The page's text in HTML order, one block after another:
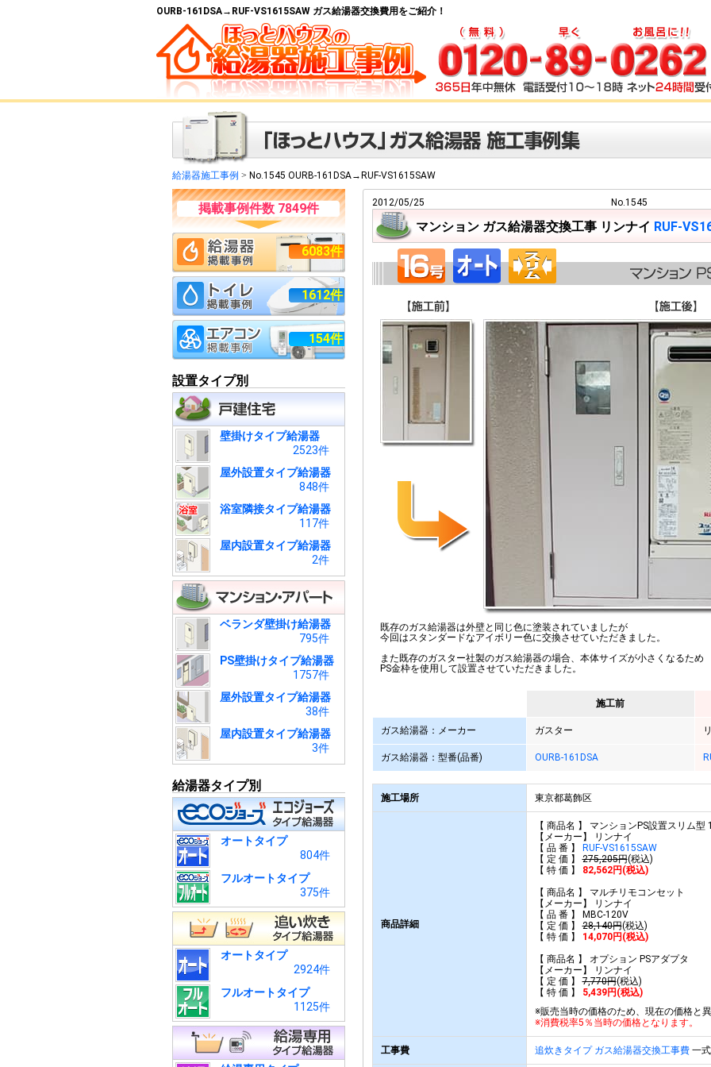
OURB-161DSA→RUF-VS1615SAW ガス給湯器交換費用をご紹介！
給湯器施工事例 > No.1545 OURB-161DSA→RUF-VS1615SAW
掲載事例件数 7849件
6083件
1612件
154件
設置タイプ別
壁掛けタイプ給湯器
2523件
屋外設置タイプ給湯器
848件
浴室隣接タイプ給湯器
117件
屋内設置タイプ給湯器
2件
ベランダ壁掛け給湯器
795件
PS壁掛けタイプ給湯器
1757件
屋外設置タイプ給湯器
38件
屋内設置タイプ給湯器
3件
給湯器タイプ別
オートタイプ
804件
フルオートタイプ
375件
オートタイプ
2924件
フルオートタイプ
1125件
2012/05/25 No.1545
マンション ガス給湯器交換工事 リンナイ RUF-
既存のガス給湯器は外壁と同じ色に塗装されていましたが
今回はスタンダードなアイボリー色に交換させていただきました。
また既存のガスター社製のガス給湯器の場合、本体サイズが小さくなるため
PS金枠を使用して設置させていただきました。
施工前
ガス給湯器：メーカー ガスター
ガス給湯器：型番(品番) OURB-161DSA
施工場所 東京都葛飾区
商品詳細
【 商品名 】 マンションPS設置スリム
【メーカー】 リンナイ
【 品 番 】
RUF-VS1615SAW
【 定 価 】275,205円(税込)
【 特 価 】
82,562円(税込)
【 商品名 】 マルチリモコンセット
【メーカー】 リンナイ
【 品 番 】 MBC-120V
【 定 価 】28,140円(税込)
【 特 価 】
14,070円(税込)
【 商品名 】 オプション PSアダプタ
【メーカー】 リンナイ
【 定 価 】7,770円(税込)
【 特 価 】
5,439円(税込)
※販売当時の価格のため、現在の価格と
※消費税率5％当時の価格となります。
工事費 追炊きタイプ ガス給湯器交換工事費一